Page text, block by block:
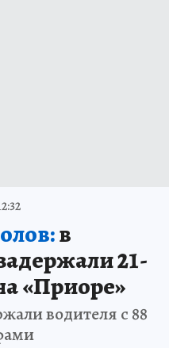
в
21-
«Приоре»
водителя с 88